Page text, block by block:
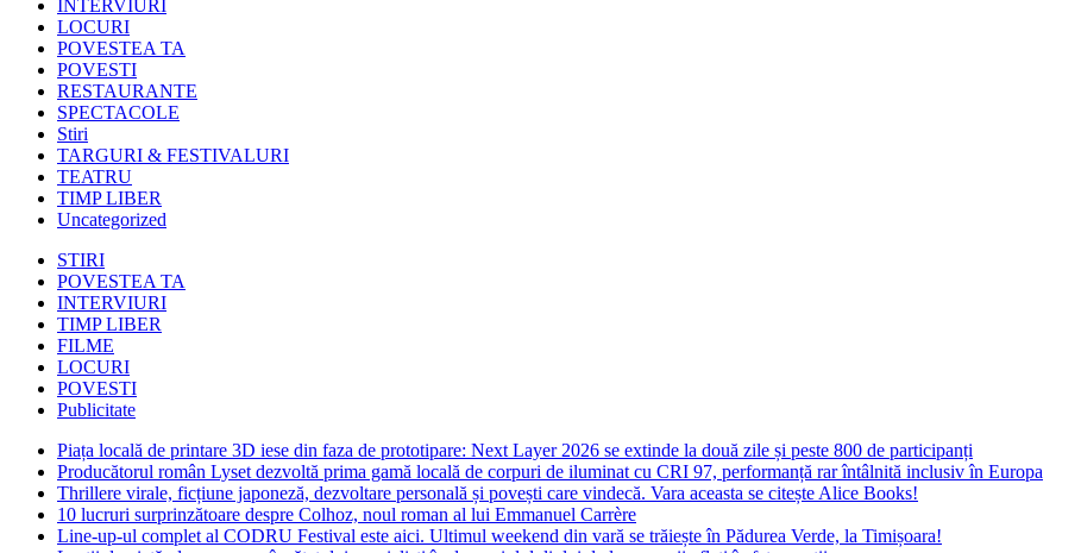
INTERVIURI
LOCURI
POVESTEA TA
POVESTI
RESTAURANTE
SPECTACOLE
Stiri
TARGURI & FESTIVALURI
TEATRU
TIMP LIBER
Uncategorized
STIRI
POVESTEA TA
INTERVIURI
TIMP LIBER
FILME
LOCURI
POVESTI
Publicitate
Piața locală de printare 3D iese din faza de prototipare: Next Layer 2026 se extinde la două zile și peste 800 de participanți
Producătorul român Lyset dezvoltă prima gamă locală de corpuri de iluminat cu CRI 97, performanță rar întâlnită inclusiv în Europa
Thrillere virale, ficțiune japoneză, dezvoltare personală și povești care vindecă. Vara aceasta se citește Alice Books!
10 lucruri surprinzătoare despre Colhoz, noul roman al lui Emmanuel Carrère
Line-up-ul complet al CODRU Festival este aici. Ultimul weekend din vară se trăiește în Pădurea Verde, la Timișoara!